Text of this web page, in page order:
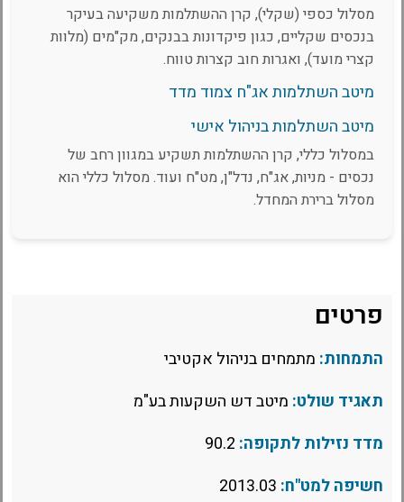
מסלול כספי (שקלי), קרן ההשתלמות משקיעה בעיקר
בנכסים שקליים, כגון פיקדונות בבנקים, מק"מים (מלוות
קצרי מועד), ואגרות חוב קצרות טווח.
מיטב השתלמות אג"ח צמוד מדד
מיטב השתלמות בניהול אישי
במסלול כללי, קרן ההשתלמות תשקיע במגוון רחב של
נכסים - מניות, אג"ח, נדל"ן, מט"ח ועוד. מסלול כללי הוא
מסלול ברירת המחדל.
פרטים
התמחות: מתמחים בניהול אקטיבי
תאגיד שולט: מיטב דש השקעות בע"מ
מדד נזילות לתקופה:
חשיפה למט"ח: